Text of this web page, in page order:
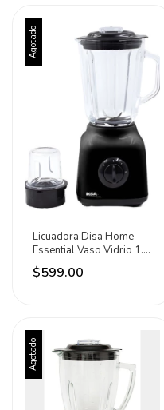
Agotado
Licuadora Disa Home
Essential Vaso Vidrio 1.5
L 2vel.+ Pulso Negro
$599.00
Agotado